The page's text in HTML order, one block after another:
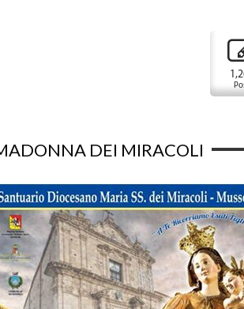
DEI MIRACOLI